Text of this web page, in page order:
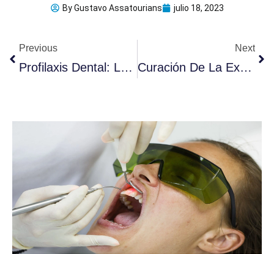
ByGustavo Assatourians julio 18, 2023
Previous
Profilaxis Dental: Los 6 Procedimientos Más Comunes
Next
Curación De La Extracción Dental: 10 Consejos Rápidos